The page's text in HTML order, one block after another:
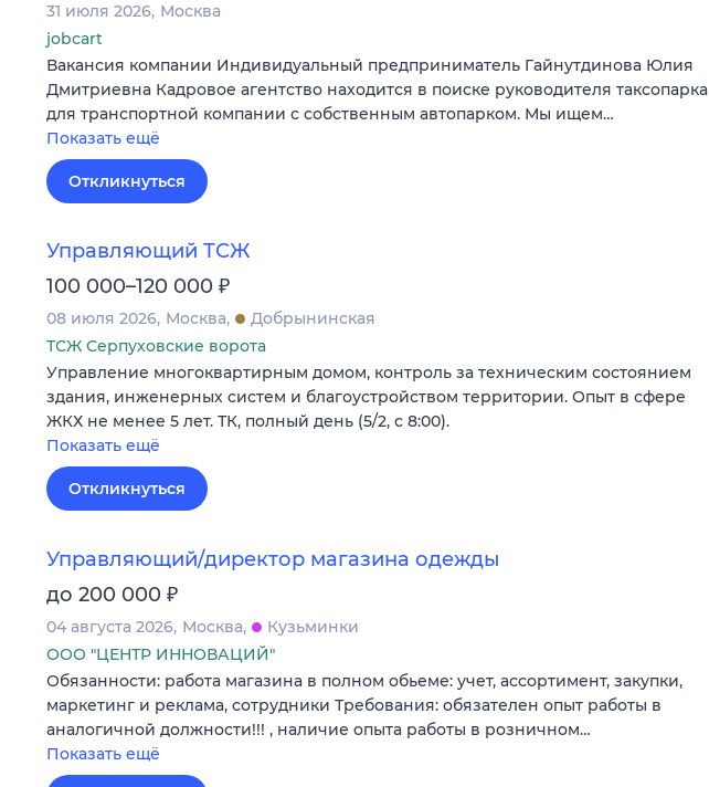
31 июля 2026 Москва
jobcart
Вакансия компании Индивидуальный предприниматель Гайнутдинова Юлия
Дмитриевна Кадровое агентство находится в поиске руководителя таксопарка
для транспортной компании с собственным автопарком. Мы ищем…
Показать ещё
Откликнуться
Управляющий ТСЖ
100 000–120 000 ₽
08 июля 2026 Москва
Добрынинская
ТСЖ Серпуховские ворота
Управление многоквартирным домом, контроль за техническим состоянием
здания, инженерных систем и благоустройством территории. Опыт в сфере
ЖКХ не менее 5 лет. ТК, полный день (5/2, с 8:00).
Показать ещё
Откликнуться
Управляющий/директор магазина одежды
до 200 000 ₽
04 августа 2026 Москва
Кузьминки
ООО "ЦЕНТР ИННОВАЦИЙ"
Обязанности: работа магазина в полном обьеме: учет, ассортимент, закупки,
маркетинг и реклама, сотрудники Требования: обязателен опыт работы в
аналогичной должности!!! , наличие опыта работы в розничном…
Показать ещё